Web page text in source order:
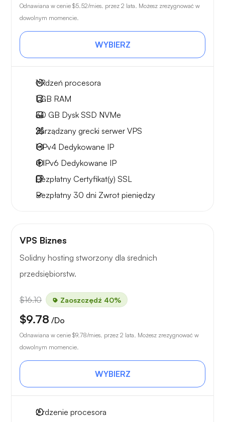
Odnawiana w cenie $5.52/mies. przez 2 lata. Możesz zrezygnować w
dowolnym momencie.
WYBIERZ
1Rdzeń procesora
1 GB RAM
30 GB Dysk SSD NVMe
Zarządzany grecki serwer VPS
1 IPv4 Dedykowane IP
4 IPv6 Dedykowane IP
Bezpłatny Certyfikat(y) SSL
Bezpłatny 30 dni Zwrot pieniędzy
VPS Biznes
Solidny hosting stworzony dla średnich
przedsiębiorstw.
$16.10 Zaoszczędź 40%
$9.78 /Do
Odnawiana w cenie $9.78/mies. przez 2 lata. Możesz zrezygnować w
dowolnym momencie.
WYBIERZ
2rdzenie procesora